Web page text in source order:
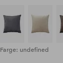
Farge: undefined